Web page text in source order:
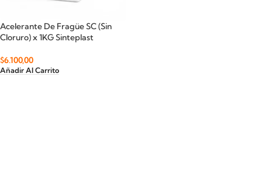
Acelerante De Fragüe SC (Sin
Cloruro) x 1KG Sinteplast
$6.100,00
Añadir Al Carrito